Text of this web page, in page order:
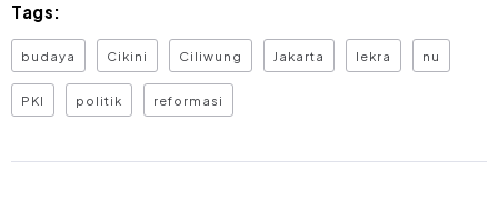
Tags:
budaya Cikini Ciliwung Jakarta lekra nu
PKI politik reformasi